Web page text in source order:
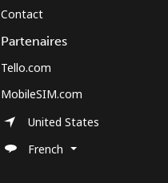
Rappel du mot de passe →
Contact
Partenaires
Tello.com
MobileSIM.com
United States
French